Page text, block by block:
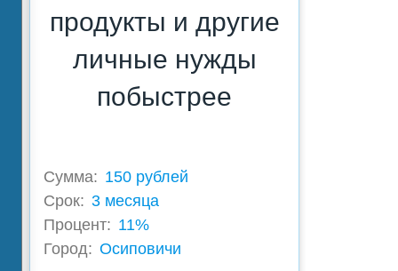
продукты и другие
личные нужды
побыстрее
Сумма: 150 рублей
Срок: 3 месяца
Процент: 11%
Город: Осиповичи